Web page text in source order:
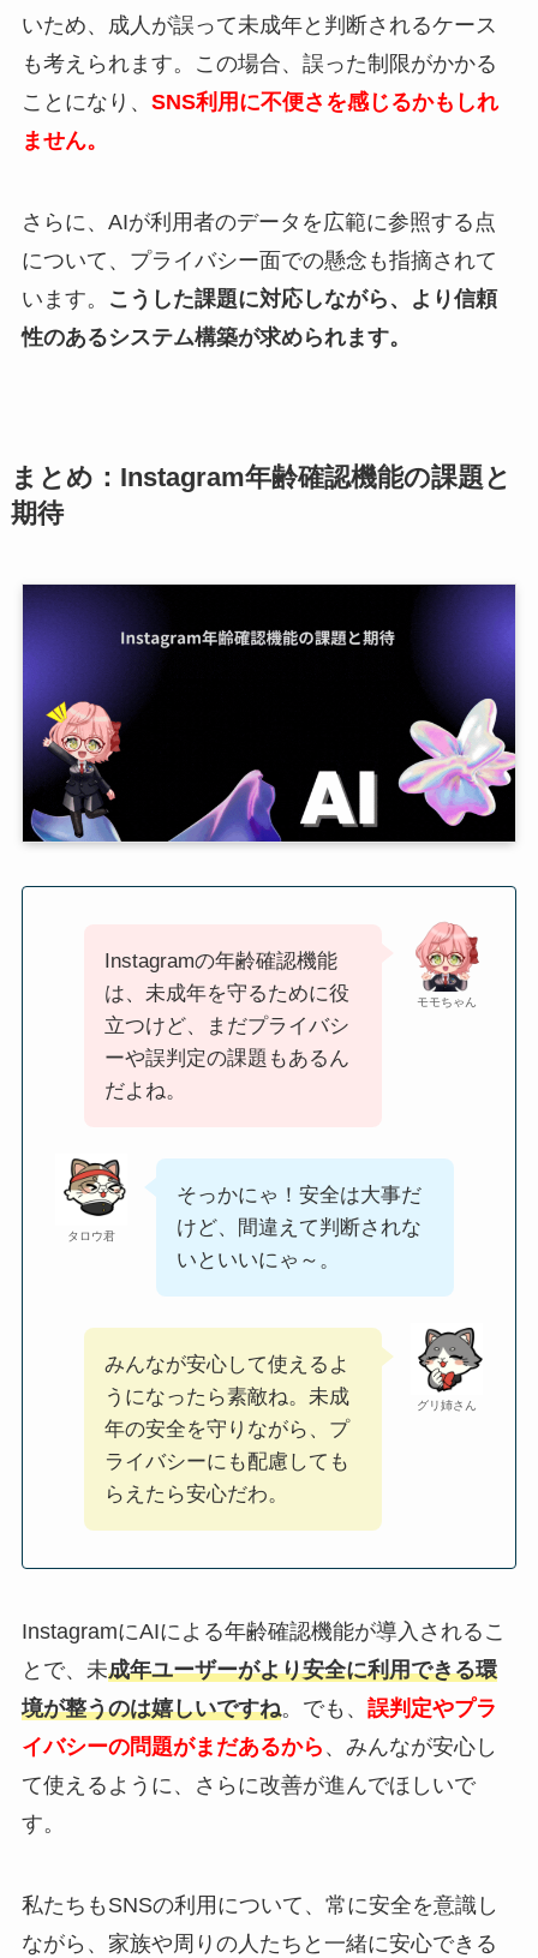
いため、成人が誤って未成年と判断されるケース
も考えられます。この場合、誤った制限がかかる
ことになり、 SNS利用に不便さを感じるかもしれ
ません。
さらに、AIが利用者のデータを広範に参照する点
について、プライバシー面での懸念も指摘されて
います。
こうした課題に対応しながら、より信頼
性のあるシステム構築が求められます。
まとめ：Instagram年齢確認機能の課題と
期待
モモちゃん
Instagramの年齢確認機能
は、未成年を守るために役
立つけど、まだプライバシ
ーや誤判定の課題もあるん
だよね。
タロウ君
そっかにゃ！安全は大事だ
けど、間違えて判断されな
いといいにゃ～。
グリ姉さん
みんなが安心して使えるよ
うになったら素敵ね。未成
年の安全を守りながら、プ
ライバシーにも配慮しても
らえたら安心だわ。
InstagramにAIによる年齢確認機能が導入されるこ
とで、未成年ユーザーがより安全に利用できる環
境が整うのは嬉しいですね。でも、 誤判定やプラ
イバシーの問題がまだあるから 、みんなが安心し
て使えるように、さらに改善が進んでほしいで
す。
私たちもSNSの利用について、常に安全を意識し
ながら、家族や周りの人たちと一緒に安心できる